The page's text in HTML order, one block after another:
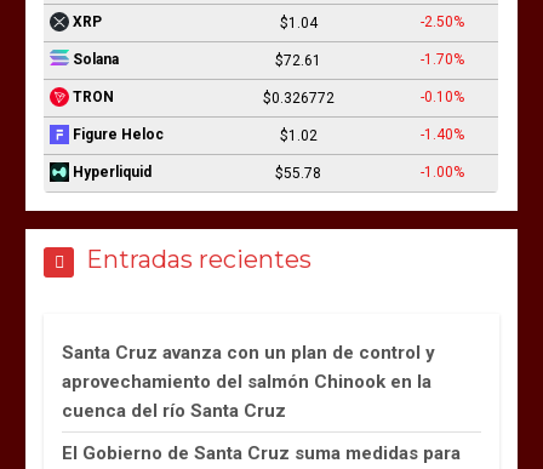
XRP $1.04 -2.50%
Solana $72.61 -1.70%
TRON $0.326772 -0.10%
Figure Heloc $1.02 -1.40%
Hyperliquid $55.78 -1.00%
Entradas recientes
Santa Cruz avanza con un plan de control y
aprovechamiento del salmón Chinook en la
cuenca del río Santa Cruz
El Gobierno de Santa Cruz suma medidas para